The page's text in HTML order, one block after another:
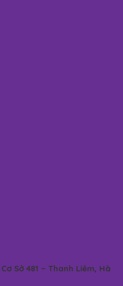
Sở 481 – Thanh Liêm, Hà